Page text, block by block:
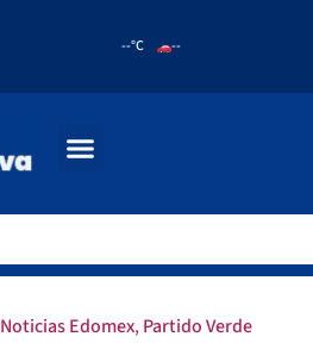
--°C --
Noticias Edomex,Partido Verde